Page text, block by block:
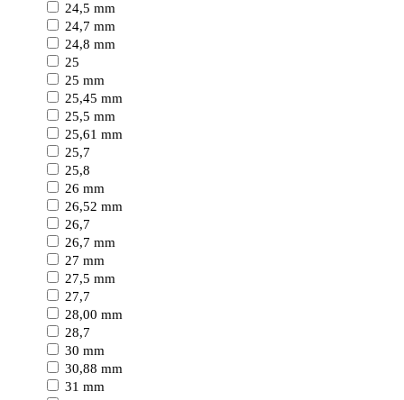
24,5 mm
24,7 mm
24,8 mm
25
25 mm
25,45 mm
25,5 mm
25,61 mm
25,7
25,8
26 mm
26,52 mm
26,7
26,7 mm
27 mm
27,5 mm
27,7
28,00 mm
28,7
30 mm
30,88 mm
31 mm